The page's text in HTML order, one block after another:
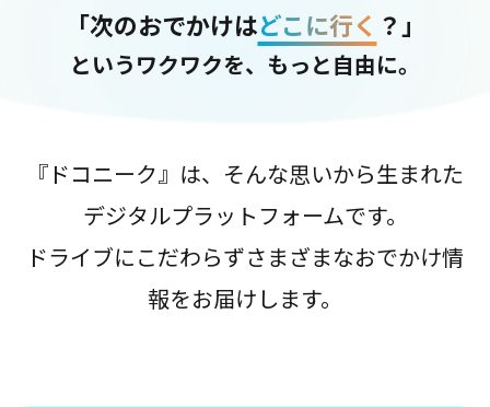
「次のおでかけはどこに行く ？」
というワクワクを、もっと自由に。
『ドコニーク』は、そんな思いから生まれた
デジタルプラットフォームです。
ドライブにこだわらずさまざまなおでかけ情
報をお届けします。